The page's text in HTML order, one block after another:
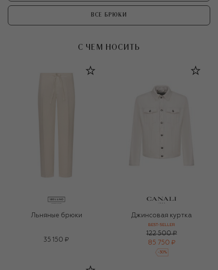
ВСЕ БРЮКИ
С ЧЕМ НОСИТЬ
Льняные брюки
35 150 ₽
Джинсовая куртка
BEST-SELLER
122 500 ₽
85 750 ₽
-30%